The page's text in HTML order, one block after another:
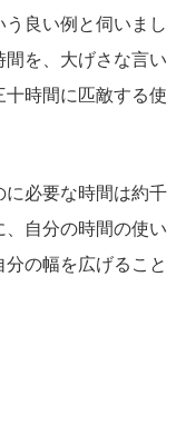
良い例と伺いまし
を、大げさな言い
時間に匹敵する使
必要な時間は約千
自分の時間の使い
の幅を広げること